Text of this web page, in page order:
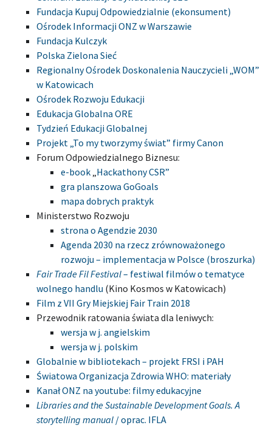
Fundacja Kupuj Odpowiedzialnie (ekonsument)
Ośrodek Informacji ONZ w Warszawie
Fundacja Kulczyk
Polska Zielona Sieć
Regionalny Ośrodek Doskonalenia Nauczycieli „WOM”
w Katowicach
Ośrodek Rozwoju Edukacji
Edukacja Globalna ORE
Tydzień Edukacji Globalnej
Projekt „To my tworzymy świat” firmy Canon
Forum Odpowiedzialnego Biznesu:
e-book „Hackathony CSR”
gra planszowa GoGoals
mapa dobrych praktyk
Ministerstwo Rozwoju
strona o Agendzie 2030
Agenda 2030 na rzecz zrównoważonego
rozwoju – implementacja w Polsce (broszurka)
Fair Trade Fil Festival– festiwal filmów o tematyce
wolnego handlu (Kino Kosmos w Katowicach)
Film z VII Gry Miejskiej Fair Train 2018
Przewodnik ratowania świata dla leniwych:
wersja w j. angielskim
wersja w j. polskim
Globalnie w bibliotekach – projekt FRSI i PAH
Światowa Organizacja Zdrowia WHO: materiały
Kanał ONZ na youtube: filmy edukacyjne
Libraries and the Sustainable Development Goals. A
storytelling manual / oprac. IFLA